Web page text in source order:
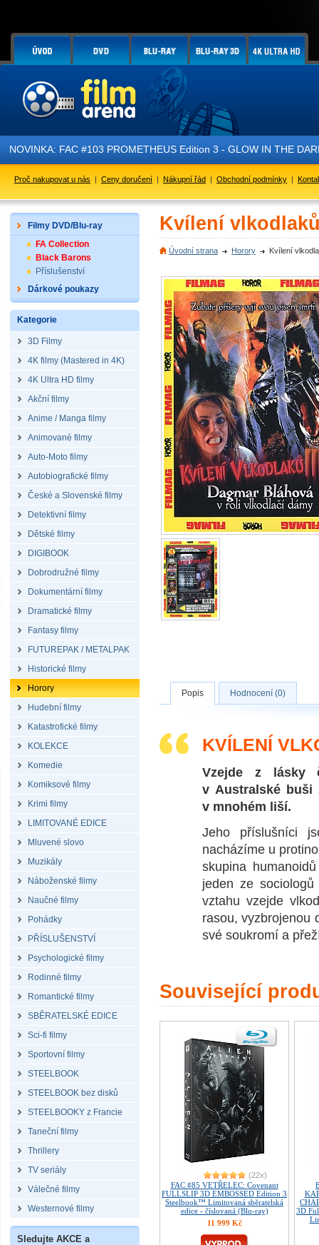
NOVINKA: FAC #103 PROMETHEUS Edition 3 - GLOW IN THE
Proč nakupovat u nás | Ceny doručení | Nákupní řád | Obchodní podmínky |
Filmy DVD/Blu-ray
FA Collection
Black Barons
Příslušenství
Dárkové poukazy
Kategorie
3D Filmy
4K filmy (Mastered in 4K)
4K Ultra HD filmy
Akční filmy
Anime / Manga filmy
Animované filmy
Auto-Moto filmy
Autobiografické filmy
České a Slovenské filmy
Detektivní filmy
Dětské filmy
DIGIBOOK
Dobrodružné filmy
Dokumentární filmy
Dramatické filmy
Fantasy filmy
FUTUREPAK / METALPAK
Historické filmy
Horory
Hudební filmy
Katastrofické filmy
KOLEKCE
Komedie
Komiksové filmy
Krimi filmy
LIMITOVANÉ EDICE
Mluvené slovo
Muzikály
Náboženské filmy
Naučné filmy
Pohádky
PŘÍSLUŠENSTVÍ
Psychologické filmy
Rodinné filmy
Romantické filmy
SBĚRATELSKÉ EDICE
Sci-fi filmy
Sportovní filmy
STEELBOOK
STEELBOOK bez disků
STEELBOOKY z Francie
Taneční filmy
Thrillery
TV seriály
Válečné filmy
Westernové filmy
Sledujte AKCE a
Kvílení
Úvodní strana Horory Kvílení
Popis Hodnocení (0)
KVÍLENÍ
Vzejde z lásky
v Australské buši
v mnohém liší.
Jeho příslušníci
nacházíme u
skupina
jeden ze
vztahu vzejde
rasou, vyzbrojenou
své soukromí a
Související
(22x)
FAC #85 VETŘELEC: Covenant
FULLSLIP 3D EMBOSSED Edition 3
Steelbook™ Limitovaná sběratelská
edice - číslovaná (Blu-ray)
11 999 Kč
3D